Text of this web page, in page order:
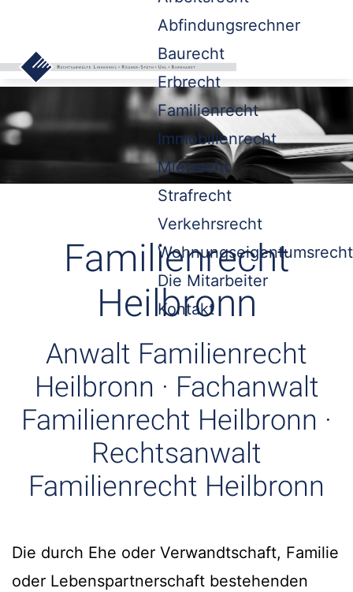
Abfindungsrechner
Baurecht
Erbrecht
Familienrecht
Immobilienrecht
Mietrecht
Strafrecht
Verkehrsrecht
Wohnungseigentumsrecht
Die Mitarbeiter
Kontakt
Familienrecht
Heilbronn
Anwalt Familienrecht
Heilbronn · Fachanwalt
Familienrecht Heilbronn ·
Rechtsanwalt
Familienrecht Heilbronn
Die durch Ehe oder Verwandtschaft, Familie
oder Lebenspartnerschaft bestehenden